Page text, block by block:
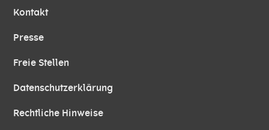
Kontakt
Presse
Freie Stellen
Datenschutzerklärung
Rechtliche Hinweise